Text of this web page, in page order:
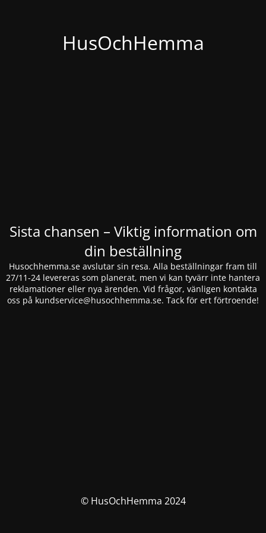
HusOchHemma
Sista chansen – Viktig information om
din beställning
Husochhemma.se avslutar sin resa. Alla beställningar fram till
27/11-24 levereras som planerat, men vi kan tyvärr inte hantera
reklamationer eller nya ärenden. Vid frågor, vänligen kontakta
oss på kundservice@husochhemma.se. Tack för ert förtroende!
© HusOchHemma 2024